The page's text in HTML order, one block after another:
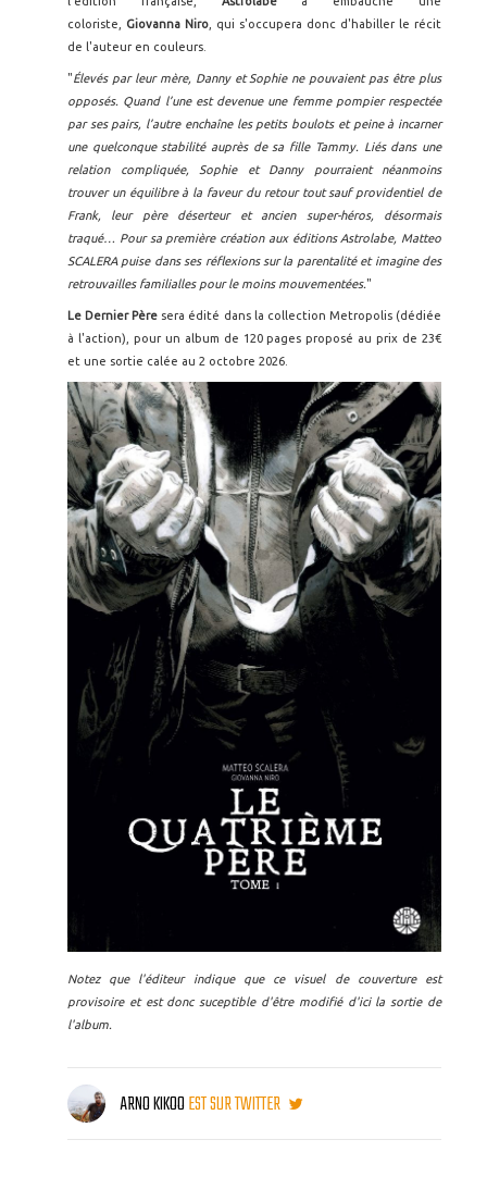
coloriste, Giovanna Niro , qui s'occupera donc d'habiller le récit
de l'auteur en couleurs.
"Élevés par leur mère, Danny et Sophie ne pouvaient pas être plus
opposés. Quand l’une est devenue une femme pompier respectée
par ses pairs, l’autre enchaîne les petits boulots et peine à incarner
une quelconque stabilité auprès de sa fille Tammy. Liés dans une
relation compliquée, Sophie et Danny pourraient néanmoins
trouver un équilibre à la faveur du retour tout sauf providentiel de
Frank, leur père déserteur et ancien super-héros, désormais
traqué… Pour sa première création aux éditions Astrolabe, Matteo
SCALERA puise dans ses réflexions sur la parentalité et imagine des
retrouvailles familialles pour le moins mouvementées."
Le Dernier Père sera édité dans la collection Metropolis (dédiée
à l'action), pour un album de 120 pages proposé au prix de 23€
et une sortie calée au 2 octobre 2026.
Notez que l'éditeur indique que ce visuel de couverture est
provisoire et est donc suceptible d'être modifié d'ici la sortie de
l'album.
ARNO KIKOOEST SUR TWITTER